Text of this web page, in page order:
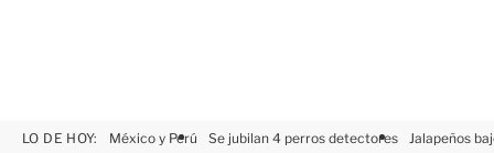
LO DE HOY: México y Perú Se jubilan 4 perros detectores Jalapeños